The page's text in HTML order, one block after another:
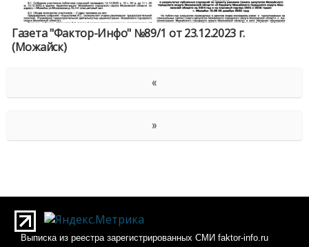
Газета "Фактор-Инфо" №89/1 от 23.12.2023 г.
(Можайск)
«
»
Выписка из реестра зарегистрированных СМИ faktor-info.ru